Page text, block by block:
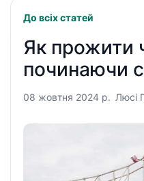
До всіх статей
Як прожити
починаючи
08 жовтня 2024 р. Люсі